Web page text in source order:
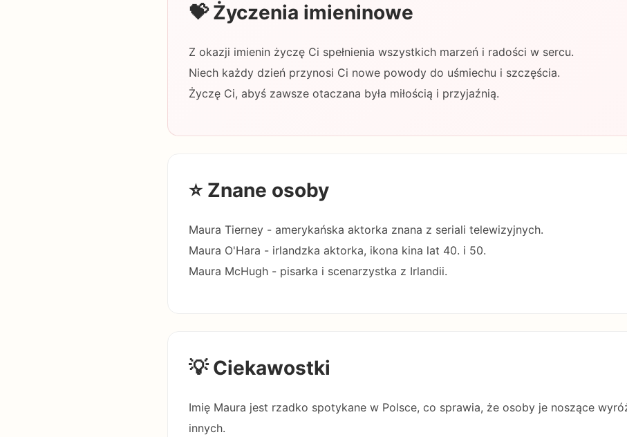
💝 Życzenia imieninowe
Z okazji imienin życzę Ci spełnienia wszystkich marzeń i radości w sercu.
Niech każdy dzień przynosi Ci nowe powody do uśmiechu i szczęścia.
Życzę Ci, abyś zawsze otaczana była miłością i przyjaźnią.
⭐ Znane osoby
Maura Tierney - amerykańska aktorka znana z seriali telewizyjnych.
Maura O'Hara - irlandzka aktorka, ikona kina lat 40. i 50.
Maura McHugh - pisarka i scenarzystka z Irlandii.
💡 Ciekawostki
Imię Maura jest rzadko spotykane w Polsce, co sprawia, że osoby je noszące
innych.